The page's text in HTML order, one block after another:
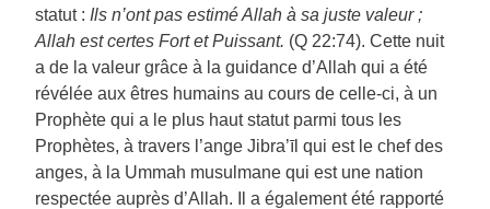
statut : Ils n’ont pas estimé Allah à sa juste valeur ;
Allah est certes Fort et Puissant. (Q 22:74). Cette nuit
a de la valeur grâce à la guidance d’Allah qui a été
révélée aux êtres humains au cours de celle-ci, à un
Prophète qui a le plus haut statut parmi tous les
Prophètes, à travers l’ange Jibra’īl qui est le chef des
anges, à la Ummah musulmane qui est une nation
respectée auprès d’Allah. Il a également été rapporté